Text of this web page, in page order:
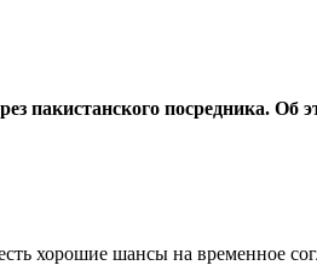
пакистанского посредника. Об
хорошие шансы на временное